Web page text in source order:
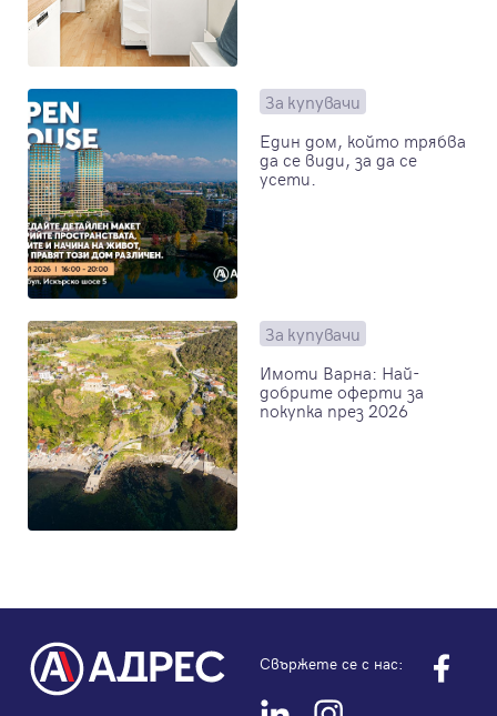
За купувачи
Един дом, който трябва
да се види, за да се
усети.
За купувачи
Имоти Варна: Най-
добрите оферти за
покупка през 2026
Свържете се с нас: